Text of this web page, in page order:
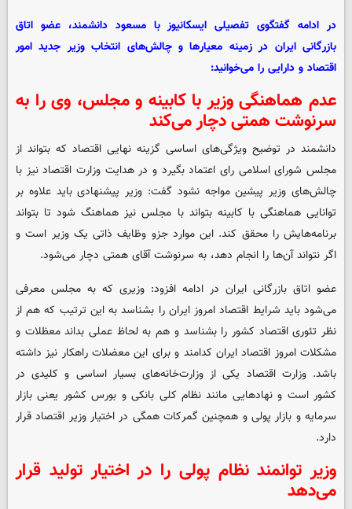
در ادامه گفتگوی تفصیلی ایسکانیوز با مسعود دانشمند، عضو اتاق
بازرگانی ایران در زمینه معیارها و چالش‌های انتخاب وزیر جدید امور
اقتصاد و دارایی را می‌خوانید:
عدم هماهنگی وزیر با کابینه و مجلس، وی را به
سرنوشت همتی دچار می‌کند
دانشمند در توضیح ویژگی‌های اساسی گزینه نهایی اقتصاد که بتواند از
مجلس شورای اسلامی رای اعتماد بگیرد و در هدایت وزارت اقتصاد نیز با
چالش‌های وزیر پیشین مواجه نشود گفت: وزیر پیشنهادی باید علاوه بر
توانایی هماهنگی با کابینه بتواند با مجلس نیز هماهنگ شود تا بتواند
برنامه‌هایش را محقق کند. این موارد جزو وظایف ذاتی یک وزیر است و
اگر نتواند آن‌ها را انجام دهد، به سرنوشت آقای همتی دچار می‌شود.
عضو اتاق بازرگانی ایران در ادامه افزود: وزیری که به مجلس معرفی
می‌شود باید شرایط اقتصاد امروز ایران را بشناسد به این ترتیب که هم از
نظر تئوری اقتصاد کشور را بشناسد و هم به لحاظ عملی بداند معظلات و
مشکلات امروز اقتصاد ایران کدامند و برای این معضلات راهکار نیز داشته
باشد. وزارت اقتصاد یکی از وزارت‌خانه‌های بسیار اساسی و کلیدی در
کشور است و نهادهایی مانند نظام کلی بانکی و بورس کشور یعنی بازار
سرمایه و بازار پولی و همچنین گمرکات همگی در اختیار وزیر اقتصاد قرار
دارد.
وزیر توانمند نظام پولی را در اختیار تولید قرار
می‌دهد